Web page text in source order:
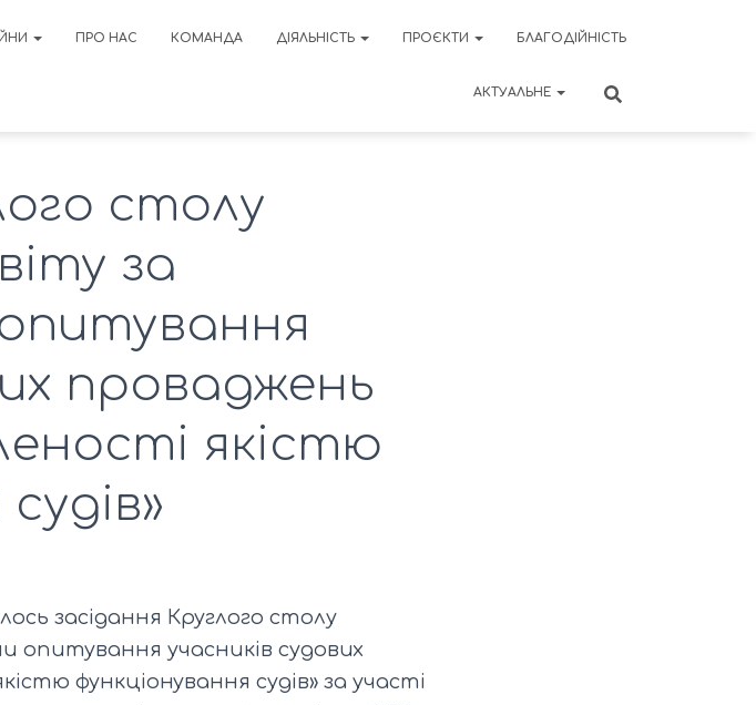
ПРО НАС КОМАНДА ДІЯЛЬНІСТЬ ПРОЄКТИ БЛАГОДІЙНІСТЬ
АКТУАЛЬНЕ
столу
за
проваджень
якістю
засідання Круглого столу
опитування учасників судових
функціонування судів» за участі